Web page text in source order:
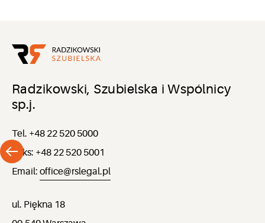
Radzikowski, Szubielska i Wspólnicy
sp.j.
Tel. +48 22 520 5000
Faks: +48 22 520 5001
Email: office@rslegal.pl
ul. Piękna 18